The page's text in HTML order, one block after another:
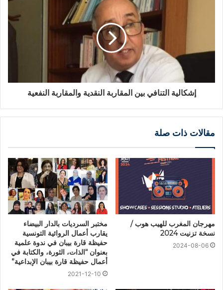
إشكالية التنافي بين المقاربة النقدية والمقاربة النفعية
مقالات ذات صلة
مهرجان المغرب للهيب هوب /
نسخة تزنيت 2024
2024-08-06
مختبر السرديات بالدار البيضاء
يقارب أعمال الروائية التونسية
حفيظة قارة بيبان في ندوة علمية
بعنوان “الذات، الثورة، والكتابة في
أعمال حفيظة قارة بيبان الإبداعية”
2021-12-10